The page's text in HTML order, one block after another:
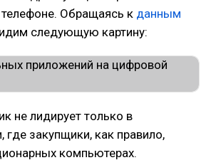
Обращаясь к данным
следующую картину:
не лидирует только в
закупщики, как правило,
компьютерах.